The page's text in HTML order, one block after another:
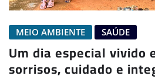
MEIO AMBIENTE SAÚDE
Um dia especial vivido
sorrisos, cuidado e